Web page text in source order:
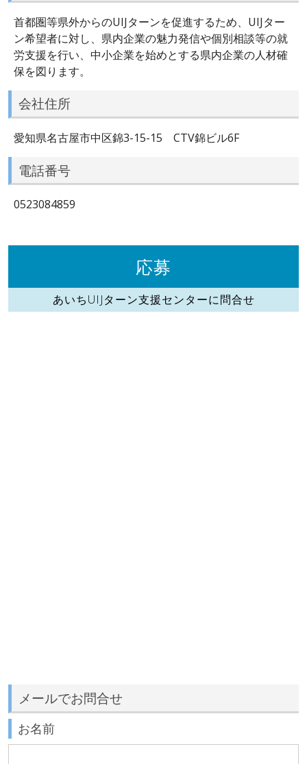
首都圏等県外からのUIJターンを促進するため、UIJター
ン希望者に対し、県内企業の魅力発信や個別相談等の就
労支援を行い、中小企業を始めとする県内企業の人材確
保を図ります。
会社住所
愛知県名古屋市中区錦3-15-15 CTV錦ビル6F
電話番号
0523084859
応募
あいちUIJターン支援センターに問合せ
メールでお問合せ
お名前